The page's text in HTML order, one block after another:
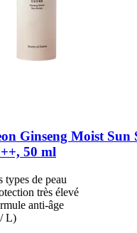
Ginseng Moist Sun
50 ml
types de peau
très élevé
anti-âge
L)